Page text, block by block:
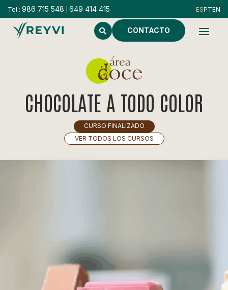
Tel.: 986 715 548 649 414 415
CONTACTO
CHOCOLATE A TODO COLOR
CURSO FINALIZADO
VER TODOS LOS CURSOS